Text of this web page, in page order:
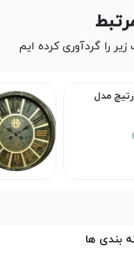
را گردآوری کرده ایم
مدل
بندی ها